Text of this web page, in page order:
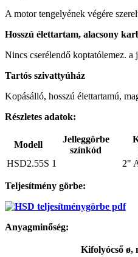
A motor tengelyének végére
Hosszú élettartam, alacsony
Nincs cserélendő koptatólemez.
Tartós szivattyúház
Kopásálló, hosszú élettartamú,
Részletes adatok:
Modell
Jelleggörbe
színkód
HSD2.55S 1 2"
Teljesítmény görbe:
Anyagminőség:
Kifolyócső ø,